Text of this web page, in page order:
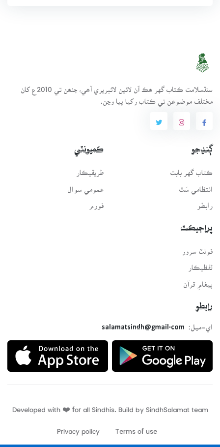
سنڌسلامت ڪتاب گهر ھڪ آن لائين لائبريري آھي، جنھن تي 2010ع کان
مختلف موضوعن تي ڪتاب رکيا پيا وڃن.
ڳنڍجو
ڪتاب گهر بابت
انتظامي سَٿ
رابطو
ڪميونٽي
طريقيڪار
عمومي سوال
فورم
پراجيڪٽ
لفظيڪار
پيغامِ قرآن
رابطو
اي-ميل:
salamatsindh@gmail.com
Developed with ❤️ for all Sindhis. Build by
Terms of use